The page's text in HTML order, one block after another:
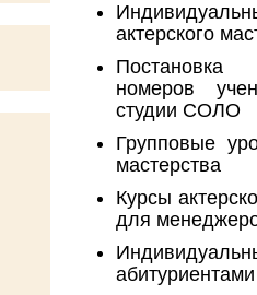
актерского
Постановка
номеров
студии СОЛО
Групповые
мастерства
Курсы
для
абитуриентами